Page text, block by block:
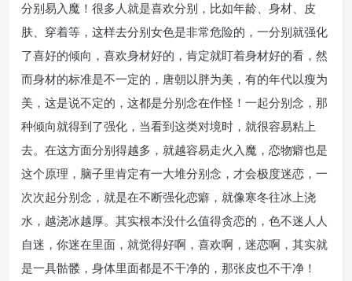
分别易入魔！很多人就是喜欢分别，比如年龄、身材、皮
肤、穿着等，这样去分别女色是非常危险的，一分别就强化
了喜好的倾向，喜欢身材好的，肯定就盯着身材好的看，然
而身材的标准是不一定的，唐朝以胖为美，有的年代以瘦为
美，这是说不定的，这都是分别念在作怪！一起分别念，那
种倾向就得到了强化，当看到这类对境时，就很容易粘上
去。在这方面分别得越多，就越容易走火入魔，恋物癖也是
这个原理，脑子里肯定有一大堆分别念，才会极度迷恋，一
次次起分别念，就是在不断强化恋癖，就像寒冬往冰上浇
水，越浇冰越厚。其实根本没什么值得贪恋的，色不迷人人
自迷，你迷在里面，就觉得好啊，喜欢啊，迷恋啊，其实就
是一具骷髅，身体里面都是不干净的，那张皮也不干净！